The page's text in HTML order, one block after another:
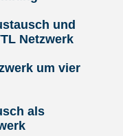
und
Netzwerk
um vier
als